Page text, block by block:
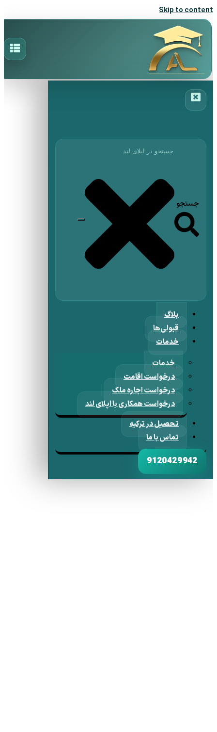
Skip to content
جستجو
بلاگ
قبولی‌ها
خدمات
خدمات
درخواست اقامت
درخواست اجاره ملک
درخواست همکاری با اپلای لند
تحصیل در ترکیه
تماس با ما
9120429942